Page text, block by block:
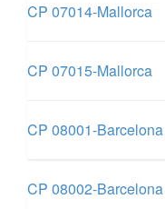
CP 07014-Mallorca
CP 07015-Mallorca
CP 08001-Barcelona
CP 08002-Barcelona